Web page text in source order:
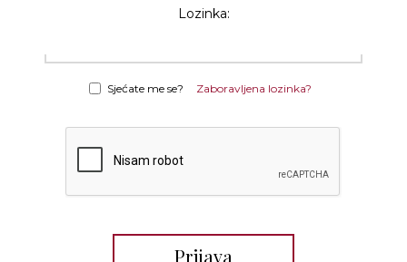
Lozinka:
Sjećate me se? Zaboravljena lozinka?